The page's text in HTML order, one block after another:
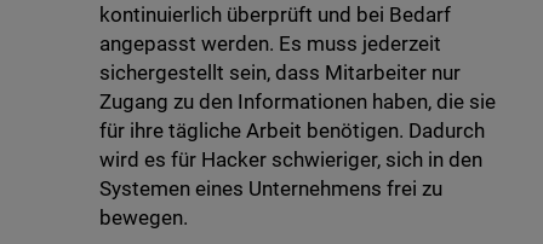
kontinuierlich überprüft und bei Bedarf
angepasst werden. Es muss jederzeit
sichergestellt sein, dass Mitarbeiter nur
Zugang zu den Informationen haben, die sie
für ihre tägliche Arbeit benötigen. Dadurch
wird es für Hacker schwieriger, sich in den
Systemen eines Unternehmens frei zu
bewegen.